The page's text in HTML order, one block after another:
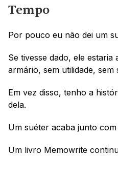
Tempo
Por pouco eu não dei um
Se tivesse dado, ele
armário, sem utilidade, sem
Em vez disso, tenho a
dela.
Um suéter acaba junto
Um livro Memowrite